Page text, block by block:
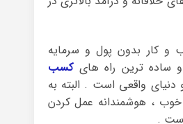
و کار بدون پول و سرمایه
ساده ترین راه هایکسب
دنیای واقعی است . البته به
، هوشمندانه عمل کردن
.